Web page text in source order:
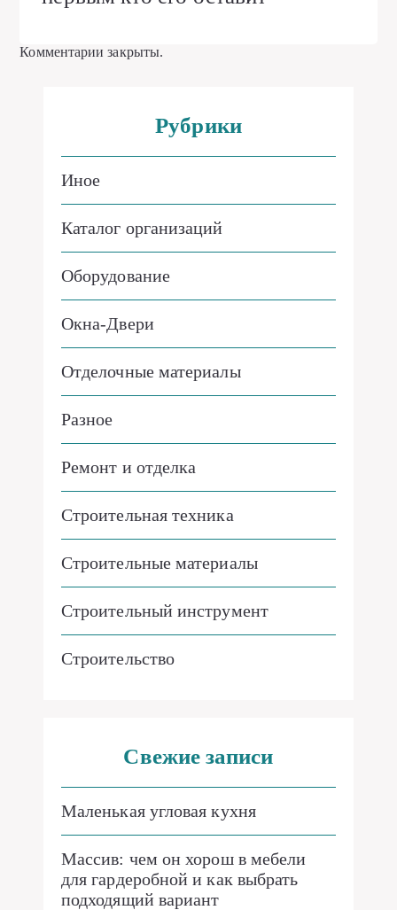
Комментарии закрыты.
Рубрики
Иное
Каталог организаций
Оборудование
Окна-Двери
Отделочные материалы
Разное
Ремонт и отделка
Строительная техника
Строительные материалы
Строительный инструмент
Строительство
Свежие записи
Маленькая угловая кухня
Массив: чем он хорош в мебели
для гардеробной и как выбрать
подходящий вариант